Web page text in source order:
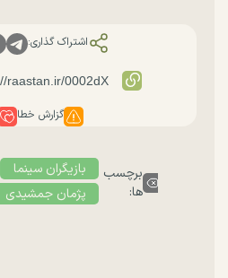
اشتراک گذاری:
گزارش خطا
برچسب
ها:
بازیگران سینما
پژمان جمشیدی